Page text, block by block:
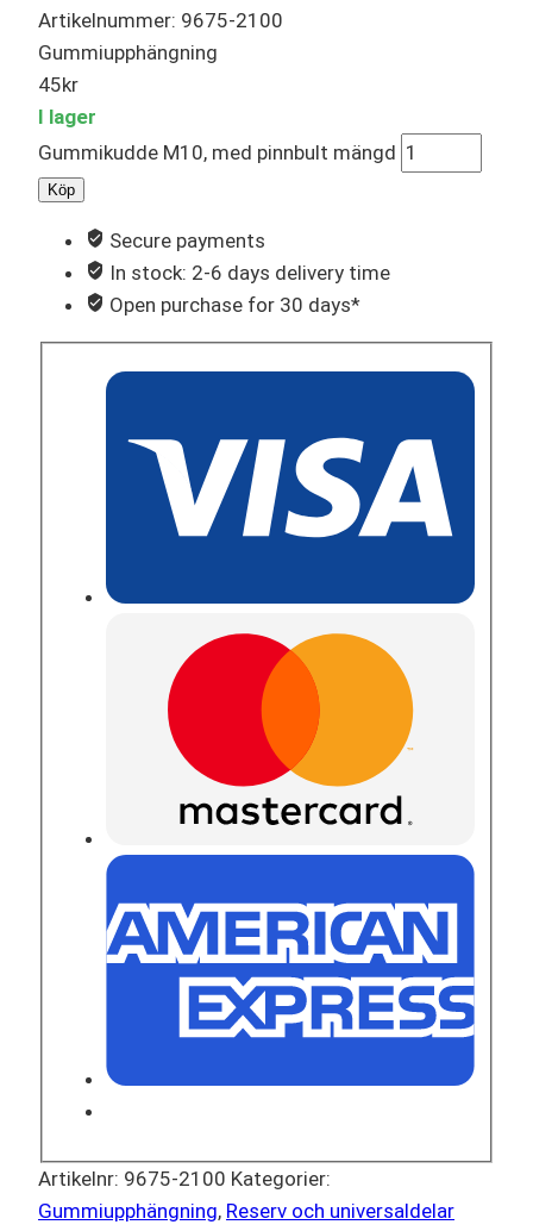
Artikelnummer: 9675-2100
Gummiupphängning
45kr
I lager
Gummikudde M10, med pinnbult mängd
Köp
Secure payments
In stock: 2-6 days delivery time
Open purchase for 30 days*
Artikelnr: 9675-2100 Kategorier:
Gummiupphängning, Reserv och universaldelar